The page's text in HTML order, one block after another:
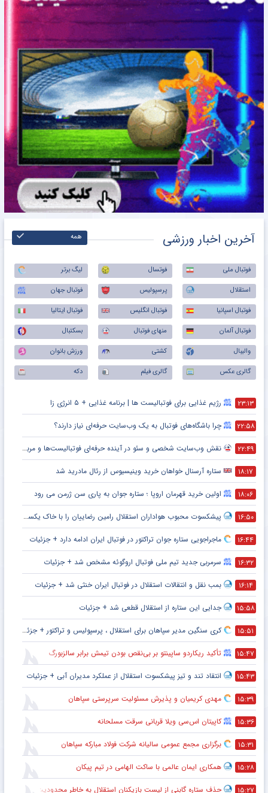
آخرین اخبار ورزشی همه
فوتبال ملی فوتسال
لیگ برتر
استقلال
پرسپولیس
فوتبال جهان
فوتبال اسپانیا
فوتبال انگلیس
فوتبال ایتالیا
فوتبال آلمان
منهای فوتبال
بسکتبال
والیبال
کشتی
ورزش بانوان
گالری عکس
گالری فیلم دکه
۲۳:۱۳ رژیم غذایی برای فوتبالیست ها | برنامه غذایی + ۵ انرژی زا
۲۲:۵۸ چرا باشگاه‌های فوتبال به یک وب‌سایت حرفه‌ای نیاز دارند؟
۲۲:۴۹ نقش وب‌سایت شخصی و سئو در آینده حرفه‌ای فوتبالیست‌ها و مربیان
۱۸:۱۷ ستاره آرسنال خواهان خرید وینیسیوس از رئال مادرید شد
۱۸:۰۶ اولین خرید قهرمان اروپا ؛ ستاره جوان به پاری سن ژرمن می رود
۱۶:۵۰ پیشکسوت محبوب هواداران استقلال رامین رضاییان را با خاک یکسان کرد + جزئیات
۱۶:۴۴ ماجراجویی ستاره جوان تراکتور در فوتبال ایران ادامه دارد + جزئیات
۱۶:۳۲ سرمربی جدید تیم ملی فوتبال اروگوئه مشخص شد + جزئیات
۱۶:۱۴ بمب نقل و انتقالات استقلال در فوتبال ایران خنثی شد + جزئیات
۱۵:۵۸ جدایی این ستاره از استقلال قطعی شد + جزئیات
۱۵:۵۱ کری سنگین مدیر سپاهان برای استقلال ، پرسپولیس و تراکتور + جزئیات
۱۵:۴۷ تأکید ریکاردو ساپینتو بر بی‌نقص بودن تیمش برابر سالزبورگ
۱۵:۴۳ انتقاد تند و تیز پیشکسوت استقلال از عملکرد مدیران آبی + جزئیات
۱۵:۳۹ مهدی کریمیان و پذیرش مسئولیت سرپرستی سپاهان
۱۵:۳۶ کاپیتان اس‌سی ویلا قربانی سرقت مسلحانه
۱۵:۳۱ برگزاری مجمع عمومی سالیانه شرکت فولاد مبارکه سپاهان
۱۵:۲۸ همکاری ایمان عالمی با ساکت الهامی در تیم پیکان
۱۵:۲۷ حذف ستاره گابنی از لیست بازیکنان استقلال به خاطر محدودیت نقل‌وانتقالاتی